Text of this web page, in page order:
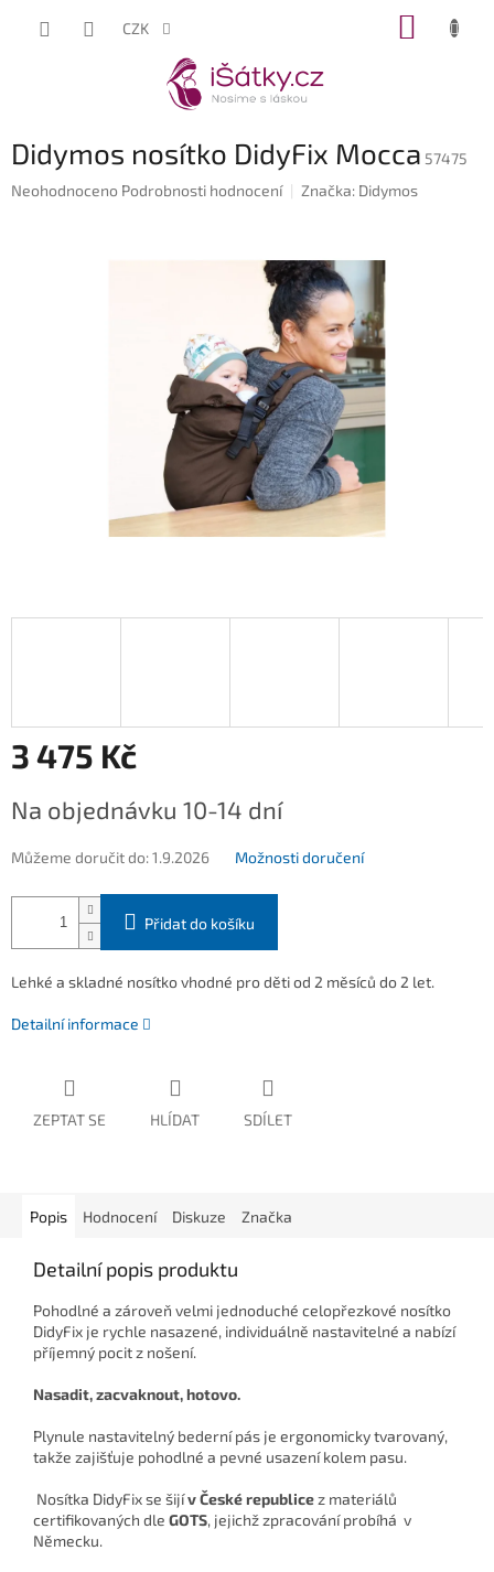
CZK
Didymos nosítko DidyFix Mocca 57475
Průměrné
Neohodnoceno Podrobnosti hodnocení Značka: Didymos
3 475 Kč
cena:
Na objednávku 10-14 dní
Můžeme doručit do:1.9.2026 Možnosti doručení
Přidat do košíku
Lehké a skladné nosítko vhodné pro děti od 2 měsíců do 2 let.
Detailní informace
ZEPTAT SE HLÍDAT SDÍLET
Popis Hodnocení Diskuze Značka
Detailní popis produktu
Pohodlné a zároveň velmi jednoduché celopřezkové nosítko
DidyFix je rychle nasazené, individuálně nastavitelné a nabízí
příjemný pocit z nošení.
Nasadit, zacvaknout, hotovo.
Plynule nastavitelný bederní pás je ergonomicky tvarovaný,
takže zajišťuje pohodlné a pevné usazení kolem pasu.
Nosítka DidyFix se šijív České republicez materiálů
certifikovaných dle GOTS, jejichž zpracování probíhá v
Německu.